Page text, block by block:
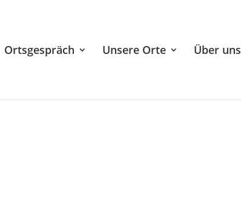
Ortsgespräch Unsere Orte Über uns